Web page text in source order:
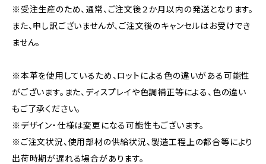
※受注生産のため、通常、ご注文後２か月以内の発送となります。
また、申し訳ございませんが、ご注文後のキャンセルはお受けでき
ません。
※本革を使用しているため、ロットによる色の違いがある可能性
がございます。また、ディスプレイや色調補正等による、色の違い
もご了承ください。
※デザイン・仕様は変更になる可能性もございます。
※ご注文状況、使用部材の供給状況、製造工程上の都合等により
出荷時期が遅れる場合があります。